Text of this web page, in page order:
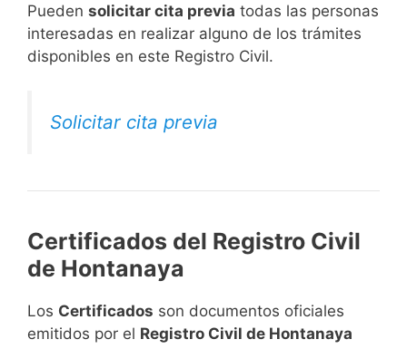
​Pueden solicitar cita previa todas las personas
interesadas en realizar alguno de los trámites
disponibles en este Registro Civil.​
Solicitar cita previa
Certificados del Registro Civil
de Hontanaya
Los Certificados son documentos oficiales
emitidos por el Registro Civil de Hontanaya